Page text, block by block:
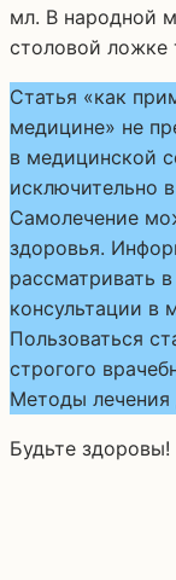
мл. В народной
столовой
Статья «как
медицине» не
в медицинской
исключительно
Самолечение
здоровья.
рассматривать
консультации в
Пользоваться
строгого
Методы лечения
Будьте здоровы!